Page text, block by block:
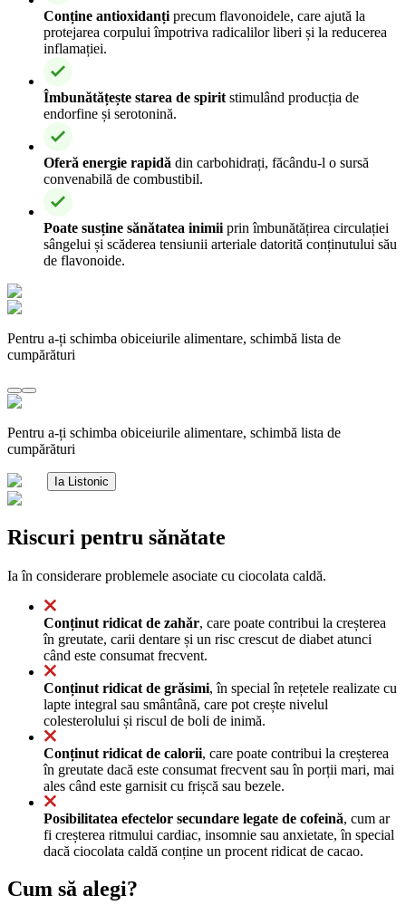
Conține antioxidanți precum flavonoidele, care ajută la
protejarea corpului împotriva radicalilor liberi și la reducerea
inflamației.
Îmbunătățește starea de spirit stimulând producția de
endorfine și serotonină.
Oferă energie rapidă din carbohidrați, făcându-l o sursă
convenabilă de combustibil.
Poate susține sănătatea inimii prin îmbunătățirea circulației
sângelui și scăderea tensiunii arteriale datorită conținutului său
de flavonoide.
Pentru a-ți schimba obiceiurile alimentare, schimbă lista de
cumpărături
Pentru a-ți schimba obiceiurile alimentare, schimbă lista de
cumpărături
Ia Listonic
Riscuri pentru sănătate
Ia în considerare problemele asociate cu ciocolata caldă.
Conținut ridicat de zahăr, care poate contribui la creșterea
în greutate, carii dentare și un risc crescut de diabet atunci
când este consumat frecvent.
Conținut ridicat de grăsimi, în special în rețetele realizate cu
lapte integral sau smântână, care pot crește nivelul
colesterolului și riscul de boli de inimă.
Conținut ridicat de calorii, care poate contribui la creșterea
în greutate dacă este consumat frecvent sau în porții mari, mai
ales când este garnisit cu frișcă sau bezele.
Posibilitatea efectelor secundare legate de cofeină, cum ar
fi creșterea ritmului cardiac, insomnie sau anxietate, în special
dacă ciocolata caldă conține un procent ridicat de cacao.
Cum să alegi?